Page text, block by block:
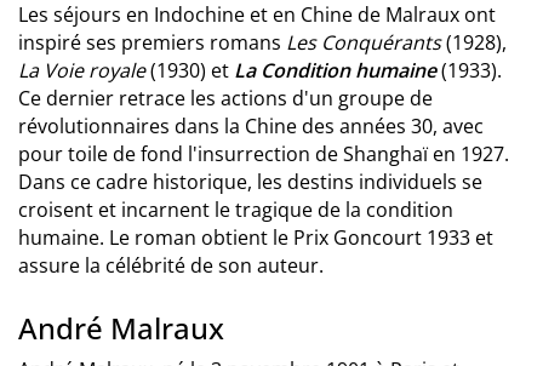
Les séjours en Indochine et en Chine de Malraux ont
inspiré ses premiers romans Les Conquérants(1928),
La Voie royale(1930) et La Condition humaine(1933).
Ce dernier retrace les actions d'un groupe de
révolutionnaires dans la Chine des années 30, avec
pour toile de fond l'insurrection de Shanghaï en 1927.
Dans ce cadre historique, les destins individuels se
croisent et incarnent le tragique de la condition
humaine. Le roman obtient le Prix Goncourt 1933 et
assure la célébrité de son auteur.
André Malraux